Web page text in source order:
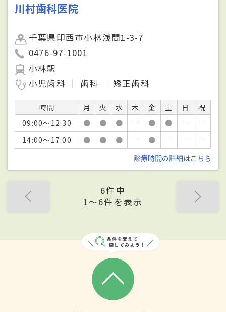
川村歯科医院
千葉県印西市小林浅間1-3-7
0476-97-1001
小林駅
小児歯科
歯科 矯正歯科
時間 月 火 水 木 金 土 日
祝
09:00～12:30
● ● ● － ● ● －
－
14:00～17:00
● ● ● － ● － －
－
診療時間の詳細はこちら
6件中
1〜6件を表示